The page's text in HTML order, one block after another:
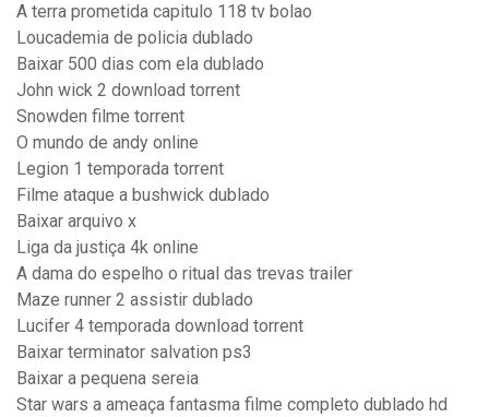
A terra prometida capitulo 118 tv bolao
Loucademia de policia dublado
Baixar 500 dias com ela dublado
John wick 2 download torrent
Snowden filme torrent
O mundo de andy online
Legion 1 temporada torrent
Filme ataque a bushwick dublado
Baixar arquivo x
Liga da justiça 4k online
A dama do espelho o ritual das trevas trailer
Maze runner 2 assistir dublado
Lucifer 4 temporada download torrent
Baixar terminator salvation ps3
Baixar a pequena sereia
Star wars a ameaça fantasma filme completo dublado hd